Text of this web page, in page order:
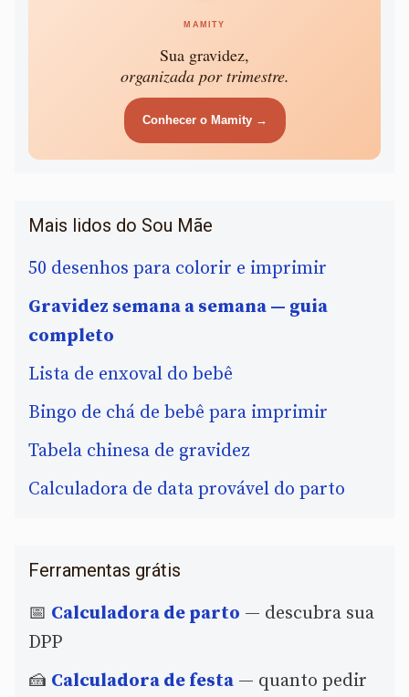
MAMITY
Sua gravidez,
organizada por trimestre.
Conhecer o Mamity →
Mais lidos do Sou Mãe
50 desenhos para colorir e imprimir
Gravidez semana a semana — guia
completo
Lista de enxoval do bebê
Bingo de chá de bebê para imprimir
Tabela chinesa de gravidez
Calculadora de data provável do parto
Ferramentas grátis
📅 Calculadora de parto — descubra sua
DPP
🍰 Calculadora de festa — quanto pedir